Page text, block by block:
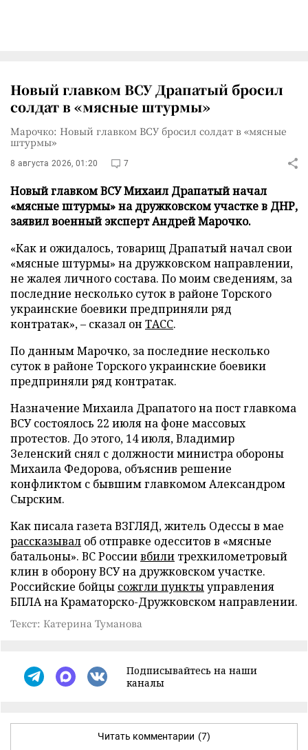
Новый главком ВСУ Драпатый бросил
солдат в «мясные штурмы»
Марочко: Новый главком ВСУ бросил солдат в «мясные
штурмы»
8 августа 2026, 01:20 7
Новый главком ВСУ Михаил Драпатый начал
«мясные штурмы» на дружковском участке в ДНР,
заявил военный эксперт Андрей Марочко.
«Как и ожидалось, товарищ Драпатый начал свои
«мясные штурмы» на дружковском направлении,
не жалея личного состава. По моим сведениям, за
последние несколько суток в районе Торского
украинские боевики предприняли ряд
контратак», – сказал он ТАСС.
По данным Марочко, за последние несколько
суток в районе Торского украинские боевики
предприняли ряд контратак.
Назначение Михаила Драпатого на пост главкома
ВСУ состоялось 22 июля на фоне массовых
протестов. До этого, 14 июля, Владимир
Зеленский снял с должности министра обороны
Михаила Федорова, объяснив решение
конфликтом с бывшим главкомом Александром
Сырским.
Как писала газета ВЗГЛЯД, житель Одессы в мае
рассказывал об отправке одесситов в «мясные
батальоны». ВС Россиивбили трехкилометровый
клин в оборону ВСУ на дружковском участке.
Российские бойцы сожгли пунктыуправления
БПЛА на Краматорско-Дружковском направлении.
Текст: Катерина Туманова
Подписывайтесь на наши
каналы
Читать комментарии (7)